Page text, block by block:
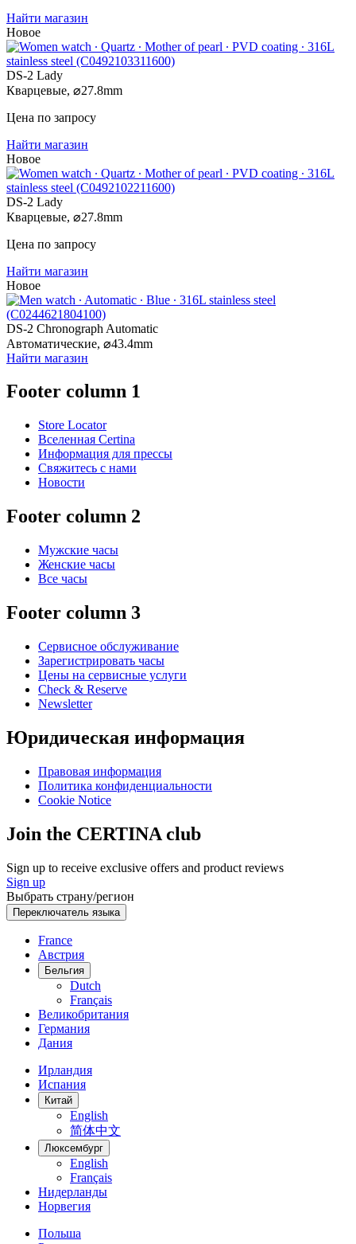
Найти магазин
Новое
DS-2 Lady
Кварцевые, ⌀27.8mm
Цена по запросу
Найти магазин
Новое
DS-2 Lady
Кварцевые, ⌀27.8mm
Цена по запросу
Найти магазин
Новое
DS-2 Chronograph Automatic
Автоматические, ⌀43.4mm
Найти магазин
Footer column 1
Store Locator
Вселенная Certina
Информация для прессы
Свяжитесь с нами
Новости
Footer column 2
Мужские часы
Женские часы
Все часы
Footer column 3
Сервисное обслуживание
Зарегистрировать часы
Цены на сервисные услуги
Check & Reserve
Newsletter
Юридическая информация
Правовая информация
Политика конфиденциальности
Cookie Notice
Join the CERTINA club
Sign up to receive exclusive offers and product reviews
Sign up
Выбрать страну/регион
Переключатель языка
France
Австрия
Бельгия
Dutch
Français
Великобритания
Германия
Дания
Ирландия
Испания
Китай
English
简体中文
Люксембург
English
Français
Нидерланды
Норвегия
Польша